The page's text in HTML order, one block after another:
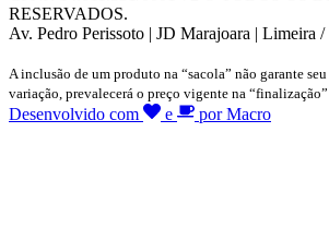
RESERVADOS.
Av. Pedro Perissoto | JD Marajoara | Limeira /
A inclusão de um produto na “sacola” não garante
variação, prevalecerá o preço vigente na “finalização”
Desenvolvido com e por Macro